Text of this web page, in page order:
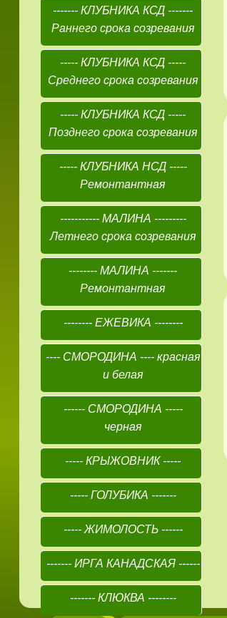
------- КЛУБНИКА КСД -------
Раннего срока созревания
----- КЛУБНИКА КСД -----
Среднего срока созревания
----- КЛУБНИКА КСД -----
Позднего срока созревания
----- КЛУБНИКА НСД -----
Ремонтантная
----------- МАЛИНА ---------
Летнего срока созревания
-------- МАЛИНА -------
Ремонтантная
-------- ЕЖЕВИКА --------
---- СМОРОДИНА ---- красная
и белая
------ СМОРОДИНА -----
черная
----- КРЫЖОВНИК -----
----- ГОЛУБИКА -------
----- ЖИМОЛОСТЬ ------
------- ИРГА КАНАДСКАЯ ------
------- КЛЮКВА --------